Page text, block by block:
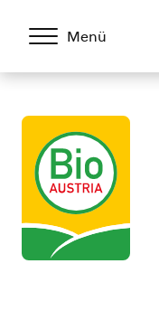
Menü